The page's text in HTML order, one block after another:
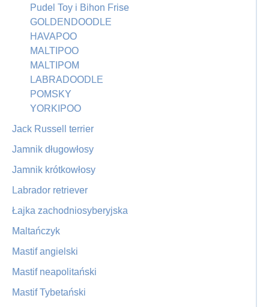
Pudel Toy i Bihon Frise
GOLDENDOODLE
HAVAPOO
MALTIPOO
MALTIPOM
LABRADOODLE
POMSKY
YORKIPOO
Jack Russell terrier
Jamnik długowłosy
Jamnik krótkowłosy
Labrador retriever
Łajka zachodniosyberyjska
Maltańczyk
Mastif angielski
Mastif neapolitański
Mastif Tybetański